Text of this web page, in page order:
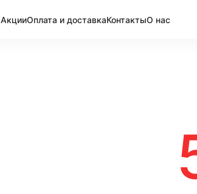
АкцииОплата и доставкаКонтактыО нас